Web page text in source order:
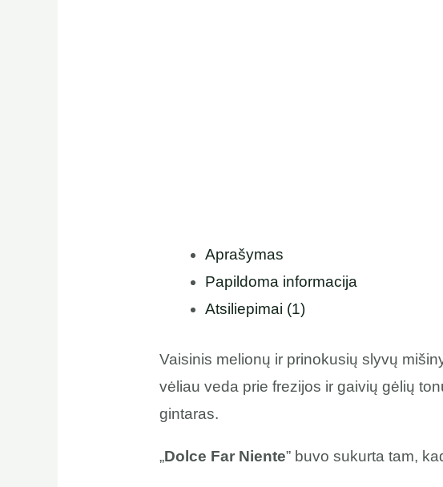
Aprašymas
Papildoma informacija
Atsiliepimai (1)
Vaisinis melionų ir prinokusių slyvų
vėliau veda prie frezijos ir gaivių gėlių
gintaras.
„Dolce Far Niente” buvo sukurta tam,